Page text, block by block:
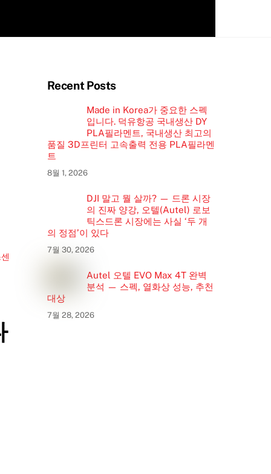
Recent Posts
Made in Korea가 중요한 스펙
입니다. 덕유항공 국내생산 DY
PLA필라멘트, 국내생산 최고의
품질 3D프린터 고속출력 전용 PLA필라멘
트
8월 1, 2026
DJI 말고 뭘 살까? — 드론 시장
의 진짜 양강, 오텔(Autel) 로보
틱스드론 시장에는 사실 ‘두 개
의 정점’이 있다
7월 30, 2026
Autel 오텔 EVO Max 4T 완벽
분석 — 스펙, 열화상 성능, 추천
대상
7월 28, 2026